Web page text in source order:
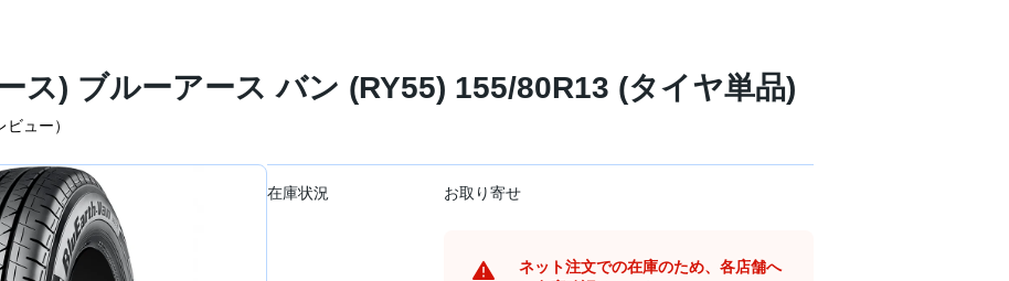
ス) ブルーアース バン (RY55) 155/80R13 (タイヤ単品)
ビュー）
在庫状況 お取り寄せ
ネット注文での在庫のため、各店舗へ